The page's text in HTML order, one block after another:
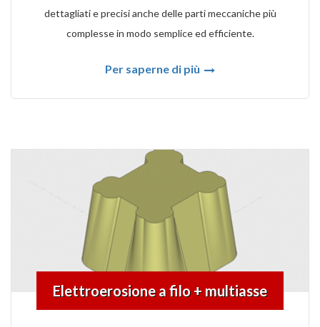
dettagliati e precisi anche delle parti meccaniche più
complesse in modo semplice ed efficiente.
Per saperne di più
Elettroerosione a filo + multiasse